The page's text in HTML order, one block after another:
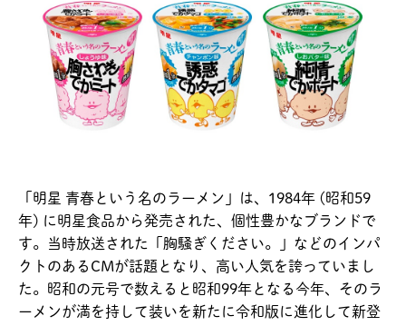
「明星 青春という名のラーメン」は、1984年 (昭和59
年) に明星食品から発売された、個性豊かなブランドで
す。当時放送された「胸騒ぎください。」などのインパ
クトのあるCMが話題となり、高い人気を誇っていまし
た。昭和の元号で数えると昭和99年となる今年、そのラ
ーメンが満を持して装いを新たに令和版に進化して新登